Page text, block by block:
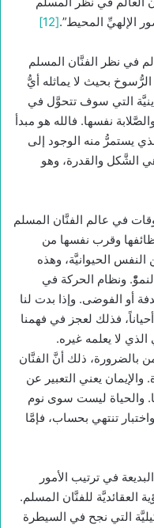
الإلهيِّ المحيط”.[12]
في نظر الفنَّان المسلم
بحيث لا يماثله أيُّ
التي سوف تتحوَّل في
نفسها. فالله هو مبدأ
يستمرُّ منه الوجود إلى
الشَّكل والقدرة، وهو
في عالم الفنَّان المسلم
وقرب نفسها من
النفس الحيوانيَّة، وهذه
ونظام الحركة في
أو الفوضى. وإذا بدت لنا
فذلك لعجز في فهمنا
لا يعلمه غيره.
بالضرورة، ذلك أنَّ الفنَّان
يعني التعبير عن
والحياة ليست سوى نوم
تنتهي بحساب، فإمَّا
في ترتيب الأمور
العقائديَّة للفنَّان المسلم.
التي نجح في السيطرة